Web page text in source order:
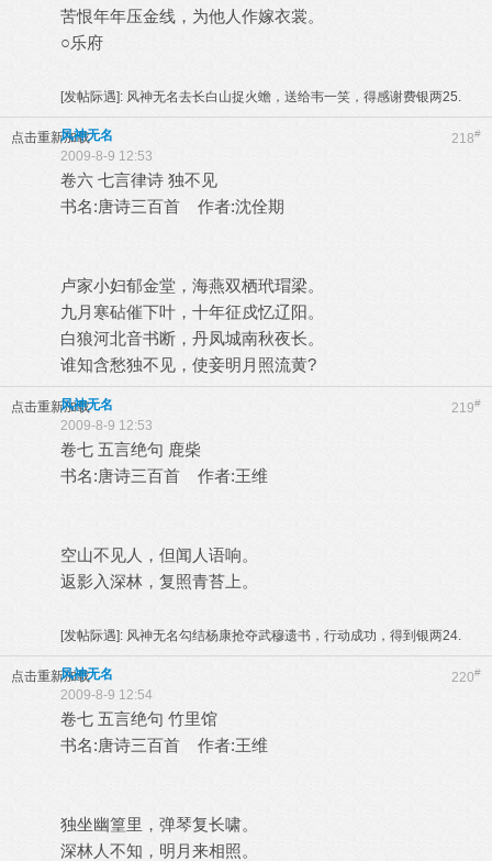
苦恨年年压金线，为他人作嫁衣裳。
○乐府
[发帖际遇]: 风神无名去长白山捉火蟾，送给韦一笑，得感谢费银两25.
点击重新加载 218#
风神无名
2009-8-9 12:53
卷六 七言律诗 独不见
书名:唐诗三百首 作者:沈佺期
卢家小妇郁金堂，海燕双栖玳瑁梁。
九月寒砧催下叶，十年征戍忆辽阳。
白狼河北音书断，丹凤城南秋夜长。
谁知含愁独不见，使妾明月照流黄?
点击重新加载 219#
风神无名
2009-8-9 12:53
卷七 五言绝句 鹿柴
书名:唐诗三百首 作者:王维
空山不见人，但闻人语响。
返影入深林，复照青苔上。
[发帖际遇]: 风神无名勾结杨康抢夺武穆遗书，行动成功，得到银两24.
点击重新加载 220#
风神无名
2009-8-9 12:54
卷七 五言绝句 竹里馆
书名:唐诗三百首 作者:王维
独坐幽篁里，弹琴复长啸。
深林人不知，明月来相照。